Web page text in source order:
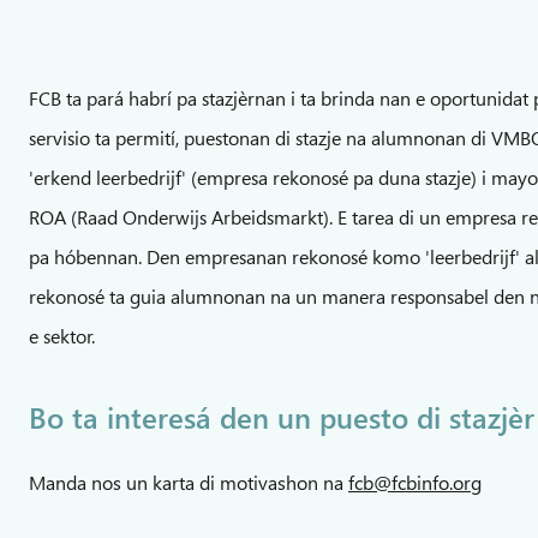
FCB ta pará habrí pa stazjèrnan i ta brinda nan e
servisio ta permití, puestonan di stazje na alumnonan di
'erkend leerbedrijf' (empresa rekonosé pa duna stazje) i
ROA (Raad Onderwijs Arbeidsmarkt). E tarea di un
pa hóbennan. Den empresanan rekonosé komo 'leerbedrijf'
rekonosé ta guia alumnonan na un manera responsabel
e sektor.
Bo ta interesá den un puesto di
Manda nos un karta di motivashon na fcb@fcbinfo.org